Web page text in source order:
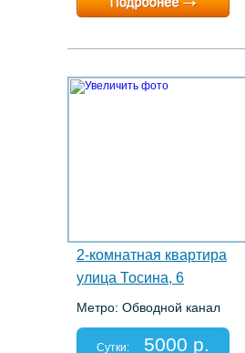
Расчетный час:12:00
2-комнатная квартира
улица Тосина, 6
Метро: Обводной канал
Спальных мест: 2+2
Отчетные документы: есть
Сутки: 5000 р.